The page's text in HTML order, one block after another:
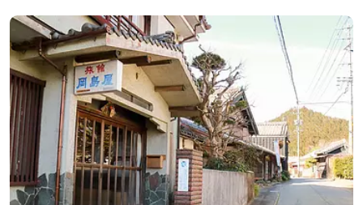
地元のスギ材を用いた大浴場は、泡風呂を備えた「上忍の湯」、打
たせ湯を備えた「くのいちの...